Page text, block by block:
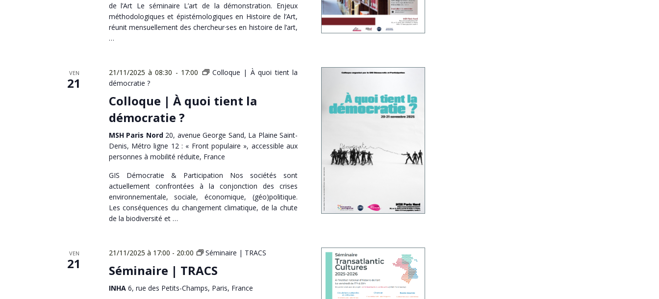
de l’Art Le séminaire L’art de la démonstration. Enjeux
méthodologiques et épistémologiques en Histoire de l’Art,
réunit mensuellement des chercheur·ses en histoire de l’art,
…
VEN
21
21/11/2025 à 08:30 - 17:00
Colloque | À quoi tient la
démocratie ?
Colloque | À quoi tient la
démocratie ?
MSH Paris Nord 20, avenue George Sand, La Plaine Saint-
Denis, Métro ligne 12 : « Front populaire », accessible aux
personnes à mobilité réduite, France
GIS Démocratie & Participation Nos sociétés sont
actuellement confrontées à la conjonction des crises
environnementale, sociale, économique, (géo)politique.
Les conséquences du changement climatique, de la chute
de la biodiversité et …
VEN
21
21/11/2025 à 17:00 - 20:00 Séminaire | TRACS
Séminaire | TRACS
INHA 6, rue des Petits-Champs, Paris, France